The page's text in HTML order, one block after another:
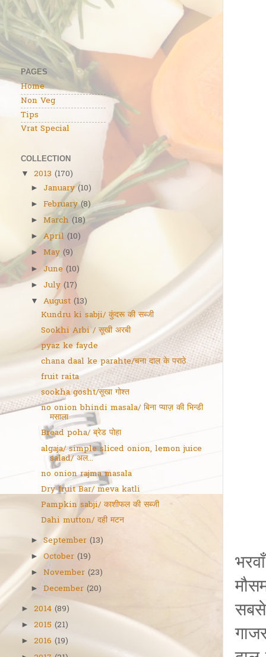
PAGES
Home
Non Veg
Tips
Vrat Special
COLLECTION
▼
2013 (170)
►January (10)
►February (8)
►March (18)
►April (10)
►May (9)
► June (10)
►July (17)
▼ August (13)
Kundru ki sabji/ कुंदरू की सब्जी
Sookhi Arbi / सूखी अरबी
pyaz ke fayde
chana daal ke parahte/चना दाल के पराठे
fruit raita
sookha gosht/सूखा गोश्त
no onion bhindi masala/ बिना प्याज़ की भिन्डी
मसाला
Bread poha/ ब्रेड पोहा
algaja/ simple sliced onion, lemon juice
salad/ अल...
no onion rajma masala
Dry fruit Bar/ meva katli
Pampkin sabji/ काशीफल की सब्जी
Dahi mutton/ दही मटन
►September (13)
►October (19)
►November (23)
►December (20)
► 2014 (89)
► 2015 (21)
► 2016 (19)